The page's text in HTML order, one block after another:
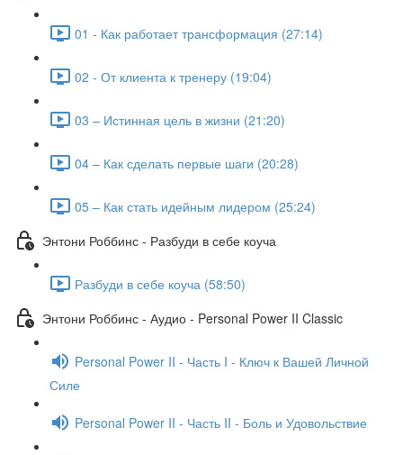
01 - Как работает трансформация (27:14)
02 - От клиента к тренеру (19:04)
03 – Истинная цель в жизни (21:20)
04 – Как сделать первые шаги (20:28)
05 – Как стать идейным лидером (25:24)
Энтони Роббинс - Разбуди в себе коуча
Разбуди в себе коуча (58:50)
Энтони Роббинс - Аудио - Personal Power II Classic
Personal Power II - Часть I - Ключ к Вашей Личной
Силе
Personal Power II - Часть II - Боль и Удовольствие